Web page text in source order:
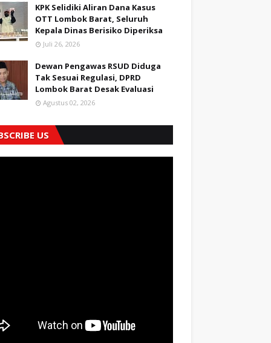
KPK Selidiki Aliran Dana Kasus
OTT Lombok Barat, Seluruh
Kepala Dinas Berisiko Diperiksa
Juli 26, 2026
Dewan Pengawas RSUD Diduga
Tak Sesuai Regulasi, DPRD
Lombok Barat Desak Evaluasi
Agustus 02, 2026
US